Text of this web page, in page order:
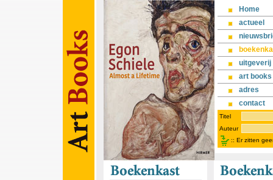
Home
actueel
uitgeverij
art books
adres
contact
Titel
Auteur
:: Er zitten